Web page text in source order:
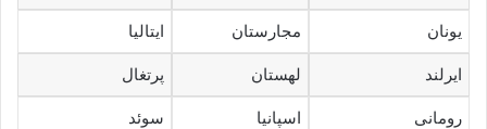
یونان مجارستان ایتالیا
ایرلند لهستان پرتغال
رومانی اسپانیا سوئد